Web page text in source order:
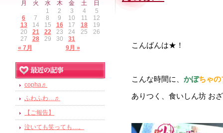
こんばんは★！
こんな時間に、 かぼちゃの
ありつく、食いしん坊 お
月
火 水 木 金 土 日
« 7月 9月 »
1 2 3 4
5
6
7 8 9 10 11
12
13
14 15 16 17 18
19
20
21 22 23 24 25
26
27
28 29 30 31
copha♬
ふわふわ…♬
【ご報告】
泣いても笑っても…。